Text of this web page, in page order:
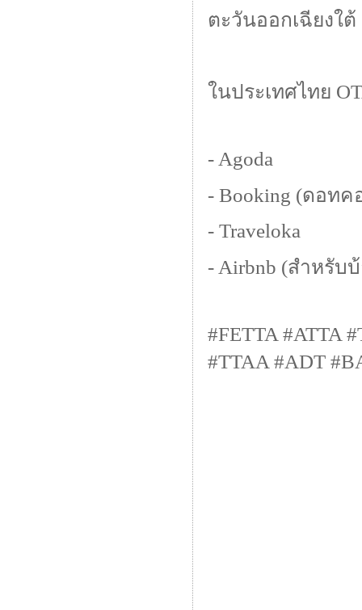
ตะวันออกเฉียงใต้
ในประเทศไทย
- Agoda
- Booking (ดอทค
- Traveloka
- Airbnb (สำหรับ
#FETTA #ATTA
#TTAA #ADT